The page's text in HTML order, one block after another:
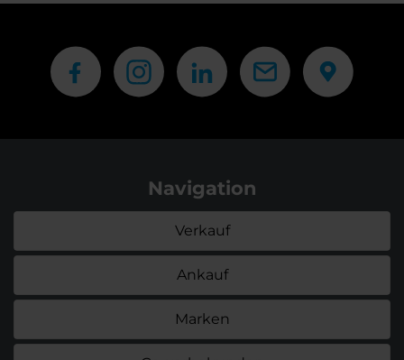
Navigation
Verkauf
Ankauf
Marken